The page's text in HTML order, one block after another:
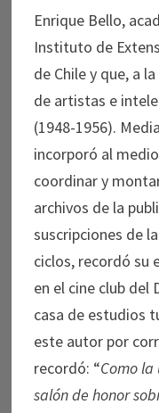
Enrique Bello,
Instituto de
de Chile y que, a
de artistas e
(1948-1956).
incorporó al
coordinar y
archivos de la
suscripciones de
ciclos, recordó su
en el cine club del
casa de estudios
este autor por
recordó: “Como
salón de honor